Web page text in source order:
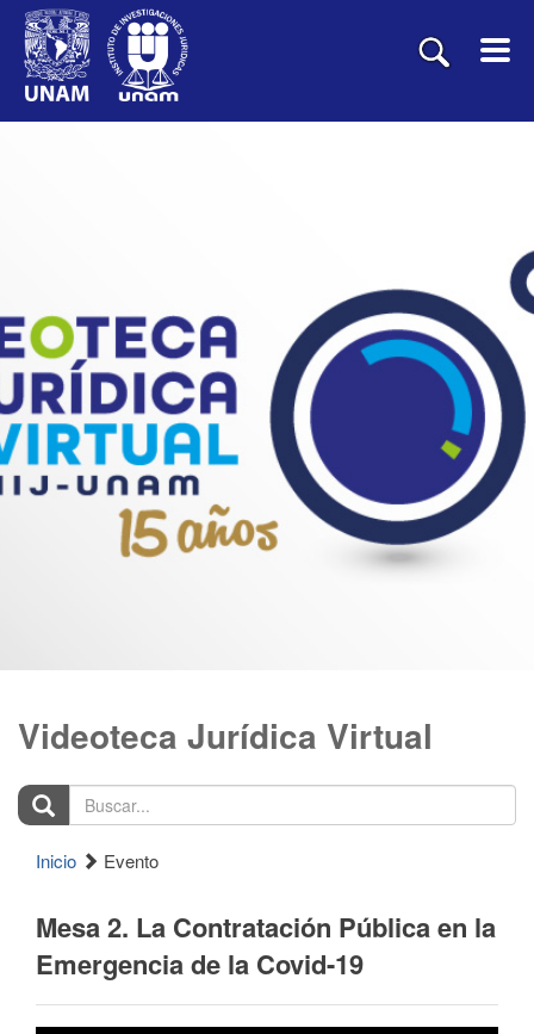
Videoteca Jurídica Virtual
Buscar...
Inicio Evento
Mesa 2. La Contratación Pública en la
Emergencia de la Covid-19